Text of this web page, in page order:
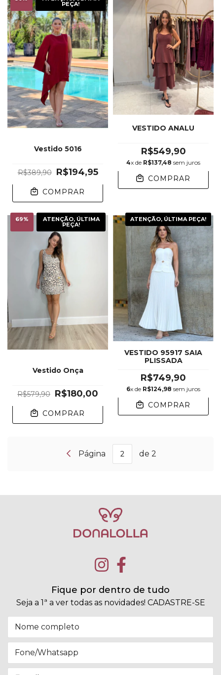
PEÇA!
Vestido 5016
R$389,90 R$194,95
COMPRAR
VESTIDO ANALU
R$549,90
4x de R$137,48 sem juros
COMPRAR
69% ATENÇÃO, ÚLTIMA
PEÇA!
Vestido Onça
R$579,90 R$180,00
COMPRAR
ATENÇÃO, ÚLTIMA PEÇA!
VESTIDO 95917 SAIA
PLISSADA
R$749,90
6x de R$124,98 sem juros
COMPRAR
Página de 2
Fique por dentro de tudo
Seja a 1ª a ver todas as novidades! CADASTRE-SE